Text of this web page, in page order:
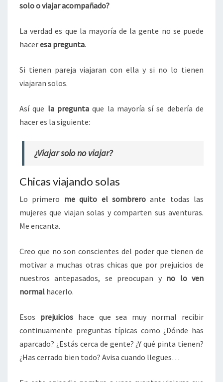
solo o viajar acompañado?
La verdad es que la mayoría de la gente no se puede
haceresa pregunta.
Si tienen pareja viajaran con ella y si no lo tienen
viajaran solos.
Así que la preguntaque la mayoría sí se debería de
hacer es la siguiente:
¿Viajar solo no viajar?
Chicas viajando solas
Lo primero me quito el sombreroante todas las
mujeres que viajan solas y comparten sus aventuras.
Me encanta.
Creo que no son conscientes del poder que tienen de
motivar a muchas otras chicas que por prejuicios de
nuestros antepasados, se preocupan y no lo ven
normal hacerlo.
Esos prejuicioshace que sea muy normal recibir
continuamente preguntas típicas como ¿Dónde has
aparcado? ¿Estás cerca de gente? ¿Y qué pinta tienen?
¿Has cerrado bien todo? Avisa cuando llegues…